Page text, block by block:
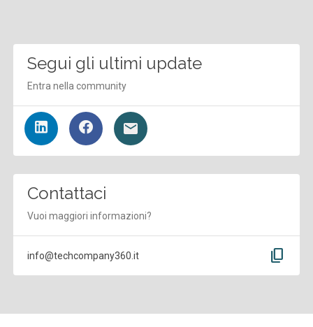
Segui gli ultimi update
Entra nella community
Contattaci
Vuoi maggiori informazioni?
info@techcompany360.it content_copy